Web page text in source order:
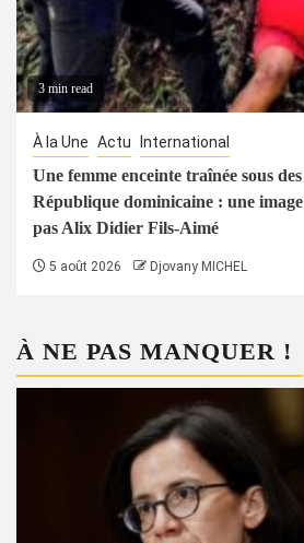
3 min read
À la Une Actu International
Une femme enceinte traînée sous
République dominicaine : une
pas Alix Didier Fils-Aimé
5 août 2026 Djovany MICHEL
À NE PAS MANQUER !